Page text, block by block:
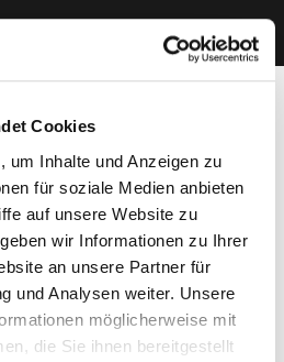
Cookies
um Inhalte und Anzeigen zu
für soziale Medien anbieten
auf unsere Website zu
wir Informationen zu Ihrer
an unsere Partner für
und Analysen weiter. Unsere
möglicherweise mit
die Sie ihnen bereitgestellt